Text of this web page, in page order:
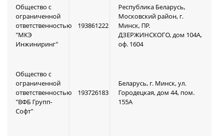
Общество с
ограниченной
ответственностью
"МКЭ
Инжиниринг"
193861222
Республика Беларусь,
Московский район, г.
Минск, ПР.
ДЗЕРЖИНСКОГО, дом 104А,
оф. 1604
Общество с
ограниченной
ответственностью
"ВФБ Групп-
Софт"
193726183
Беларусь, г. Минск, ул.
Городецкая, дом 44, пом.
155А